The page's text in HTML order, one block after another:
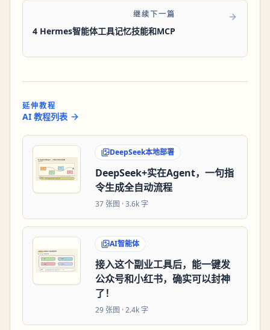
继续下一篇
4 Hermes智能体工具记忆技能和MCP
延伸教程
AI 教程列表
DeepSeek本地部署
DeepSeek+实在Agent，一句指
令生成全自动流程
37 张图 ·3.6k 字
AI智能体
接入这个副业工具后，能一键发
公众号和小红书，确实可以封神
了！
29 张图 ·2.4k 字